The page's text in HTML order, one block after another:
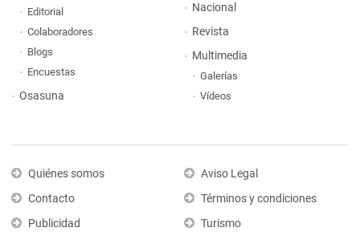
Editorial
Colaboradores
Blogs
Encuestas
Osasuna
Nacional
Revista
Multimedia
Galerías
Vídeos
Quiénes somos
Contacto
Publicidad
Aviso Legal
Términos y condiciones
Turismo